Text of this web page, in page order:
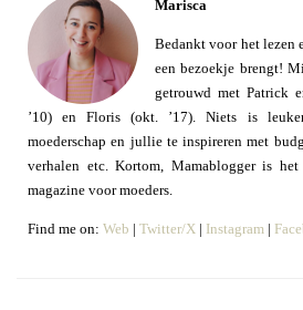
Marisca
Bedankt voor het lezen
een bezoekje brengt!
getrouwd met Patrick
’10) en Floris (okt. ’17). Niets is
moederschap en jullie te inspireren met
verhalen etc. Kortom, Mamablogger is
magazine voor moeders.
Find me on: Web | Twitter/X | Instagram |